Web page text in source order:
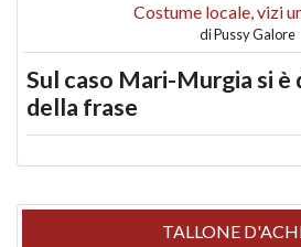
Costume locale, vizi
diPussy Galore
Sul caso Mari-Murgia si è
della frase
TALLONE